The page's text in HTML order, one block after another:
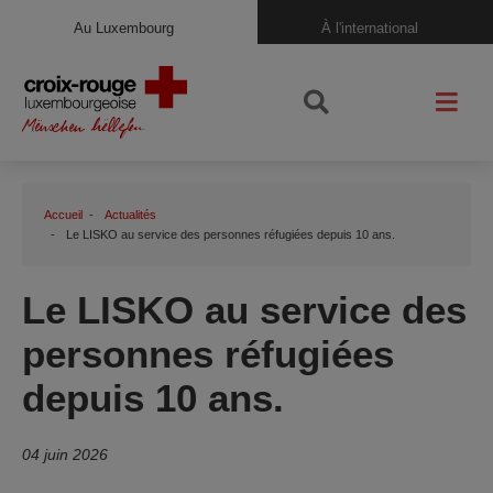
Au Luxembourg À l'international
Accueil
Actualités
Le LISKO au service des personnes réfugiées depuis 10 ans.
Le LISKO au service des
personnes réfugiées
depuis 10 ans.
04 juin 2026